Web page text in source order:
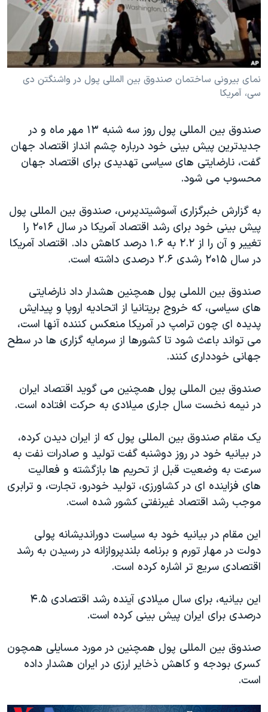
فرهنگ و زندگی
حقوق شهروندی
اقتصادی
علم و فناوری
اسرائیل در جنگ
آرشیو پخش زنده
مستندها
انتخابات ریاست جمهوری آمریکا ۲۰۲۴
حمله جمهوری اسلامی به اسرائیل
رمز مهسا
ورزش زنان در ایران
مجموعه مستندهای دادخواهی
تریبونال مردمی آبان ۹۸
دادگاه حمید نوری
چهل سال گروگان‌گیری
قانون شفافیت دارائی کادر رهبری ایران
اعتراضات مردمی آبان ۹۸
نرگس محمدی برنده جایزه نوبل صلح
همایش محافظه‌کاران آمریکا «سی‌پک»
صفحه‌های ویژه
سفر پرزیدنت ترامپ به چین
دنبال کنید
زبانهای مختلف
نمای بیرونی ساختمان صندوق بین المللی پول در واشنگتن دی
سی، آمریکا
صندوق بین المللی پول روز سه شنبه ۱۳ مهر ماه و در
جدیدترین پیش بینی خود درباره چشم انداز اقتصاد جهان
گفت، نارضایتی های سیاسی تهدیدی برای اقتصاد جهان
محسوب می شود.
به گزارش خبرگزاری آسوشیتدپرس، صندوق بین المللی پول
پیش بینی خود برای رشد اقتصاد آمریکا در سال ۲۰۱۶ را
تغییر و آن را از ۲.۲ به ۱.۶ درصد کاهش داد. اقتصاد آمریکا
در سال ۲۰۱۵ رشدی ۲.۶ درصدی داشته است.
صندوق بین اللملی پول همچنین هشدار داد نارضایتی
های سیاسی، که خروج بریتانیا از اتحادیه اروپا و پیدایش
پدیده ای چون ترامپ در آمریکا منعکس کننده آنها است،
می تواند باعث شود تا کشورها از سرمایه گزاری ها در سطح
جهانی خودداری کنند.
صندوق بین المللی پول همچنین می گوید اقتصاد ایران
در نیمه نخست سال جاری میلادی به حرکت افتاده است.
یک مقام صندوق بین المللی پول که از ایران دیدن کرده،
در بیانیه خود در روز دوشنبه گفت تولید و صادرات نفت به
سرعت به وضعیت قبل از تحریم ها بازگشته و فعالیت
های فزاینده ای در کشاورزی، تولید خودرو، تجارت، و ترابری
موجب رشد اقتصاد غیرنفتی کشور شده است.
این مقام در بیانیه خود به سیاست دوراندیشانه پولی
دولت در مهار تورم و برنامه بلندپروازانه در رسیدن به رشد
اقتصادی سریع تر اشاره کرده است.
این بیانیه، برای سال میلادی آینده رشد اقتصادی ۴.۵
درصدی برای ایران پیش بینی کرده است.
صندوق بین المللی پول همچنین در مورد مسایلی همچون
کسری بودجه و کاهش ذخایر ارزی در ایران هشدار داده
است.